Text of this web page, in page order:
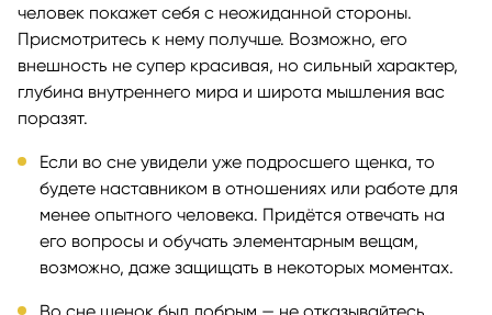
человек покажет себя с неожиданной стороны.
Присмотритесь к нему получше. Возможно, его
внешность не супер красивая, но сильный характер,
глубина внутреннего мира и широта мышления вас
поразят.
Если во сне увидели уже подросшего щенка, то
будете наставником в отношениях или работе для
менее опытного человека. Придётся отвечать на
его вопросы и обучать элементарным вещам,
возможно, даже защищать в некоторых моментах.